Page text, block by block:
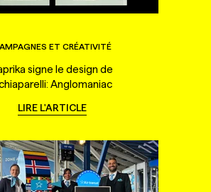
ET CRÉATIVITÉ
signe le design de
Anglomaniac
LIRE L'ARTICLE